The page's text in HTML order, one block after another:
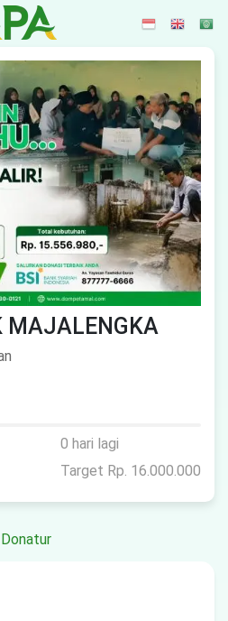
MAJALENGKA
0 hari lagi
Target Rp. 16.000.000
Donatur